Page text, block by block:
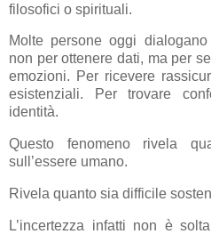
filosofici o spirituali.
Molte persone oggi
non per ottenere dati, ma per
emozioni. Per ricevere
esistenziali. Per trovare
identità.
Questo fenomeno rivela
sull’essere umano.
Rivela quanto sia difficile
L’incertezza infatti non è